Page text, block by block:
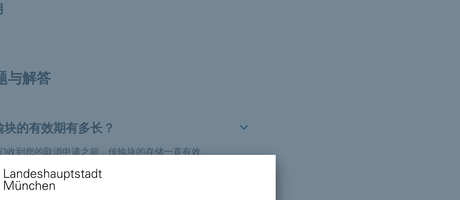
与解答
块的有效期有多长？
收到您的取消申请之前，传输块的存储一直有效。